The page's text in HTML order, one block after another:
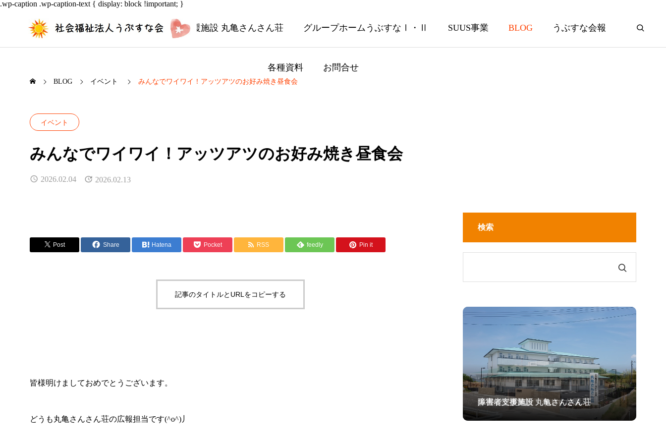
.wp-caption .wp-caption-text { display: block !important; }
多機能型事業所 うぶすな園 障害者支援施設 丸亀さんさん荘 グループホームうぶすなⅠ・Ⅱ SUUS事業 BLOG うぶすな会報
各種資料 お問合せ
願いはフルーツ！？七夕の短冊飾
BLOG イベント みんなでワイワイ！アッツアツのお好み焼き昼食会
イベント
みんなでワイワイ！アッツアツのお好み焼き昼食会
2026.02.04 2026.02.13
Post Share Hatena Pocket RSS feedly Pin it
記事のタイトルとURLをコピーする
皆様明けましておめでとうございます。
どうも丸亀さんさん荘の広報担当です(^o^)丿
検索
多機能型事業所 うぶすな園
障害者支援施設 丸亀さんさん荘
グループホームうぶすなⅠ・Ⅱ